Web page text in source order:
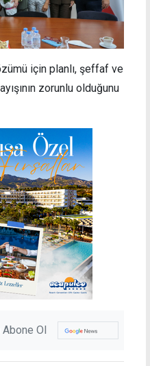
için planlı, şeffaf ve
zorunlu olduğunu
Ol